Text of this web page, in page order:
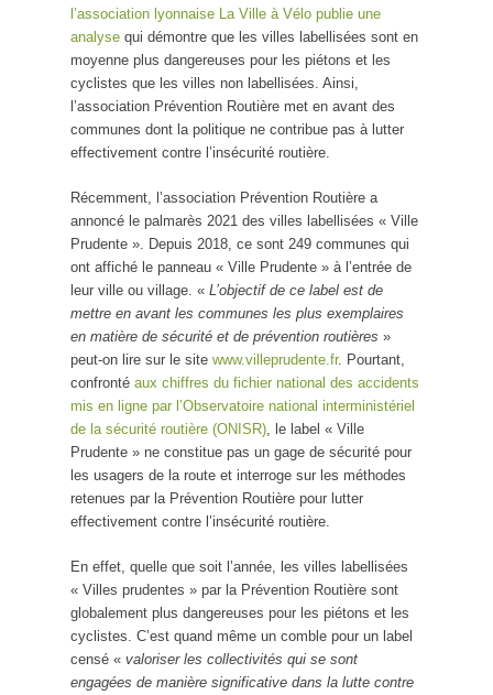
l’association lyonnaise La Ville à Vélo publie une
analyse qui démontre que les villes labellisées sont en
moyenne plus dangereuses pour les piétons et les
cyclistes que les villes non labellisées. Ainsi,
l’association Prévention Routière met en avant des
communes dont la politique ne contribue pas à lutter
effectivement contre l’insécurité routière.
Récemment, l’association Prévention Routière a
annoncé le palmarès 2021 des villes labellisées « Ville
Prudente ». Depuis 2018, ce sont 249 communes qui
ont affiché le panneau « Ville Prudente » à l’entrée de
leur ville ou village. « L’objectif de ce label est de
mettre en avant les communes les plus exemplaires
en matière de sécurité et de prévention routières »
peut-on lire sur le site www.villeprudente.fr. Pourtant,
confronté aux chiffres du fichier national des accidents
mis en ligne par l’Observatoire national interministériel
de la sécurité routière (ONISR) , le label « Ville
Prudente » ne constitue pas un gage de sécurité pour
les usagers de la route et interroge sur les méthodes
retenues par la Prévention Routière pour lutter
effectivement contre l’insécurité routière.
En effet, quelle que soit l’année, les villes labellisées
« Villes prudentes » par la Prévention Routière sont
globalement plus dangereuses pour les piétons et les
cyclistes. C’est quand même un comble pour un label
censé « valoriser les collectivités qui se sont
engagées de manière significative dans la lutte contre